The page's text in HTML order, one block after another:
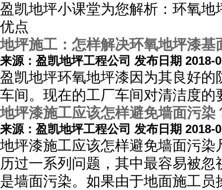
盈凯地坪小课堂为您解析：环氧
优点
地坪施工：怎样解决环氧地坪漆基
来源：盈凯地坪工程公司 发布日期 2018-
盈凯地坪环氧地坪漆因为其良好
车间。现在的工厂车间对清洁度的
地坪漆施工应该怎样避免墙面污染
来源：盈凯地坪工程公司 发布日期 2018-
地坪漆施工应该怎样避免墙面污
历过一系列问题，其中最容易被
是墙面污染。如果由于地面施工